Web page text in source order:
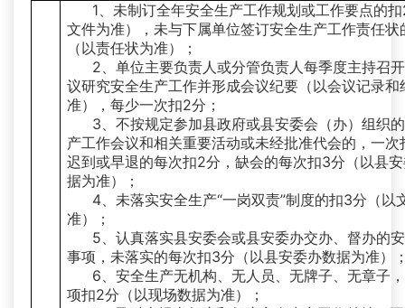
1、未制订全年安全生产工作规划或工作要点的
文件为准），未与下属单位签订安全生产工作责任状
（以责任状为准）；
2、单位主要负责人或分管负责人每季度主持召
议研究安全生产工作并形成会议纪要（以会议记录和
准），每少一次扣2分；
3、不按规定参加县政府或县安委会（办）组织
产工作会议和相关重要活动或未经批准代会的，一次
迟到或早退的每次扣2分，缺会的每次扣3分（以县
据为准）；
4、未落实安全生产“一岗双责”制度的扣3分（以
准）；
5、认真落实县安委会或县安委办交办、督办的
事项，未落实的每次扣3分（以县安委办数据为准）
6、安全生产无机构、无人员、无牌子、无章子
项扣2分（以现场数据为准）；